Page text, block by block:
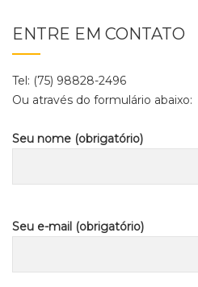
ENTRE EM CONTATO
Tel: (75) 98828-2496
Ou através do formulário abaixo:
Seu nome (obrigatório)
Seu e-mail (obrigatório)